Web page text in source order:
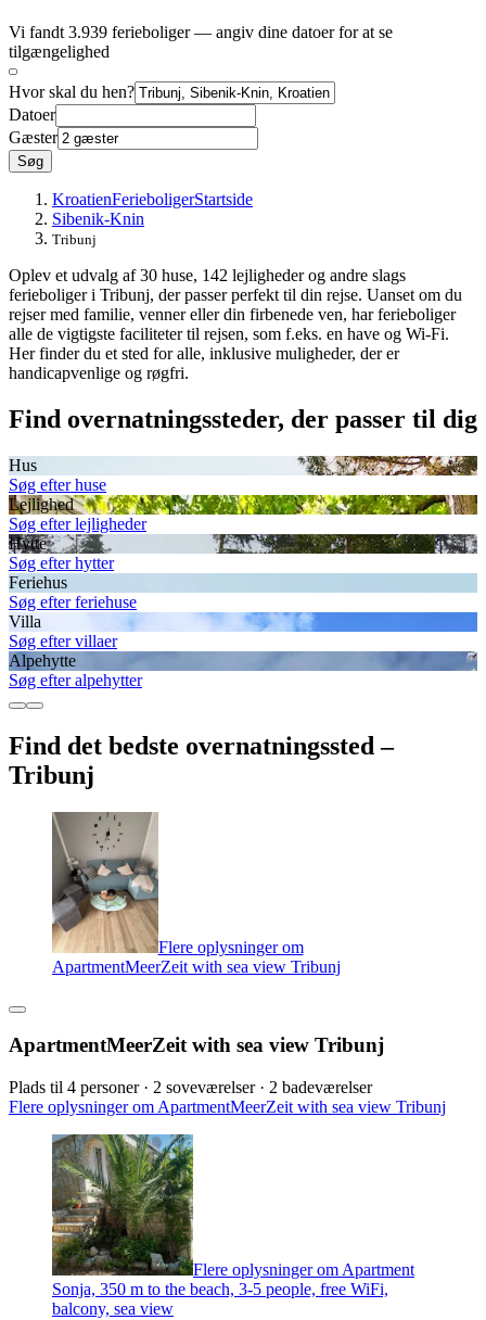
Vi fandt 3.939 ferieboliger — angiv dine datoer for at se
tilgængelighed
Hvor skal du hen?
Datoer
Gæster
Søg
KroatienFerieboligerStartside
Sibenik-Knin
Tribunj
Oplev et udvalg af 30 huse, 142 lejligheder og andre slags
ferieboliger i Tribunj, der passer perfekt til din rejse. Uanset om du
rejser med familie, venner eller din firbenede ven, har ferieboliger
alle de vigtigste faciliteter til rejsen, som f.eks. en have og Wi-Fi.
Her finder du et sted for alle, inklusive muligheder, der er
handicapvenlige og røgfri.
Find overnatningssteder, der passer til dig
Hus
Søg efter huse
Lejlighed
Søg efter lejligheder
Hytte
Søg efter hytter
Feriehus
Søg efter feriehuse
Villa
Søg efter villaer
Alpehytte
Søg efter alpehytter
Find det bedste overnatningssted –
Tribunj
Flere oplysninger om
ApartmentMeerZeit with sea view Tribunj
ApartmentMeerZeit with sea view Tribunj
Plads til 4 personer · 2 soveværelser · 2 badeværelser
Flere oplysninger om ApartmentMeerZeit with sea view Tribunj
Flere oplysninger om Apartment
Sonja, 350 m to the beach, 3-5 people, free WiFi,
balcony, sea view